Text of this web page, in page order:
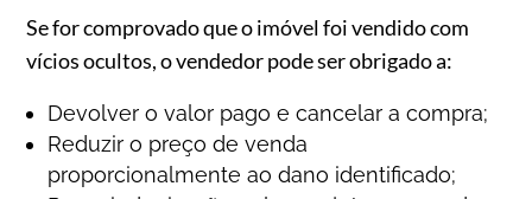
Se for comprovado que o imóvel foi vendido com
vícios ocultos, o vendedor pode ser obrigado a:
Devolver o valor pago e cancelar a compra;
Reduzir o preço de venda
proporcionalmente ao dano identificado;